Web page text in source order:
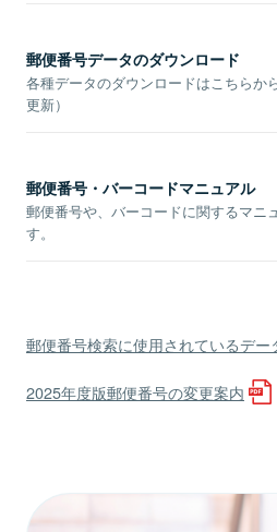
郵便番号データのダウンロード
各種データのダウンロードはこちらか
更新）
郵便番号・バーコードマニュアル
郵便番号や、バーコードに関するマニ
す。
郵便番号検索に使用されているデー
2025年度版郵便番号の変更案内